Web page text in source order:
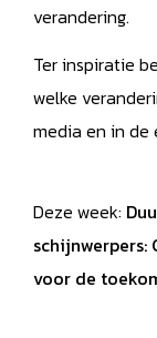
verandering.
Ter inspiratie
welke
media en in de
Deze week:
schijnwerpers:
voor de